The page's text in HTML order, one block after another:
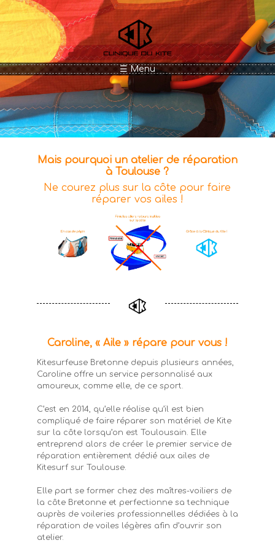
Aller au contenu principal
☰ Menu
Mais pourquoi un atelier de réparation
à Toulouse ?
Ne courez plus sur la côte pour faire
réparer vos ailes !
Caroline, « Aile » répare pour vous !
Kitesurfeuse Bretonne depuis plusieurs années,
Caroline offre un service personnalisé aux
amoureux, comme elle, de ce sport.
C’est en 2014, qu’elle réalise qu’il est bien
compliqué de faire réparer son matériel de Kite
sur la côte lorsqu’on est Toulousain. Elle
entreprend alors de créer le premier service de
réparation entièrement dédié aux ailes de
Kitesurf sur Toulouse.
Elle part se former chez des maîtres-voiliers de
la côte Bretonne et perfectionne sa technique
auprès de voileries professionnelles dédiées à la
réparation de voiles légères afin d’ouvrir son
atelier.